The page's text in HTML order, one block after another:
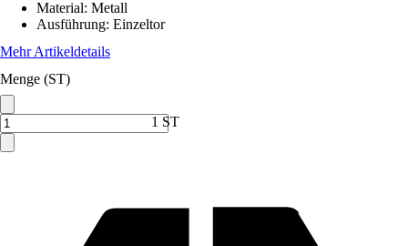
Material: Metall
Ausführung: Einzeltor
Mehr Artikeldetails
Menge (ST)
1 ST